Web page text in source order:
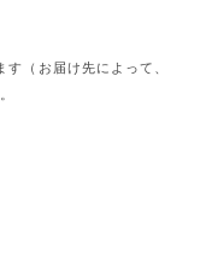
（お届け先によって、